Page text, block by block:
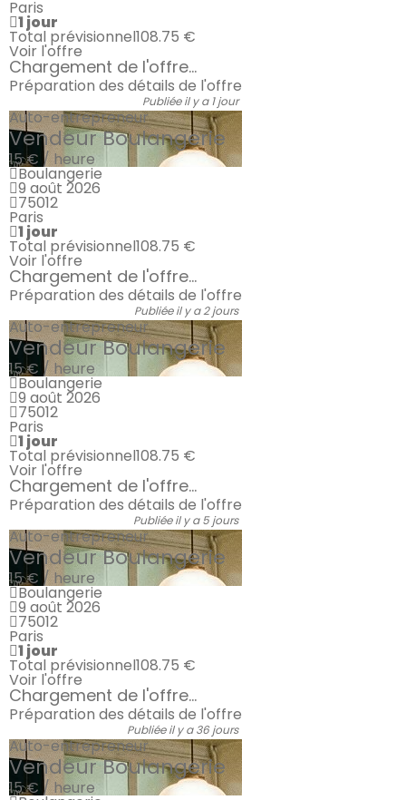
Paris
1 jour
Total prévisionnel108.75 €
Voir l'offre
Chargement de l'offre...
Préparation des détails de l'offre
Publiée il y a 1 jour
Auto-entrepreneur
Vendeur Boulangerie
15 € / heure
Boulangerie
9 août 2026
75012
Paris
1 jour
Total prévisionnel108.75 €
Voir l'offre
Chargement de l'offre...
Préparation des détails de l'offre
Publiée il y a 2 jours
Auto-entrepreneur
Vendeur Boulangerie
15 € / heure
Boulangerie
9 août 2026
75012
Paris
1 jour
Total prévisionnel108.75 €
Voir l'offre
Chargement de l'offre...
Préparation des détails de l'offre
Publiée il y a 5 jours
Auto-entrepreneur
Vendeur Boulangerie
15 € / heure
Boulangerie
9 août 2026
75012
Paris
1 jour
Total prévisionnel108.75 €
Voir l'offre
Chargement de l'offre...
Préparation des détails de l'offre
Publiée il y a 36 jours
Auto-entrepreneur
Vendeur Boulangerie
15 € / heure